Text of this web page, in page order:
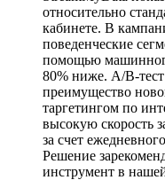
относительно
кабинете. В
поведенческие
помощью
80% ниже. A/
преимущество
таргетингом по
высокую скорость
за счет
Решение
инструмент в